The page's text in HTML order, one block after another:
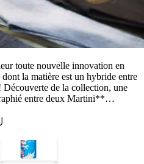
toute nouvelle innovation en
la matière est un hybride entre
de la collection, une
entre deux Martini**…